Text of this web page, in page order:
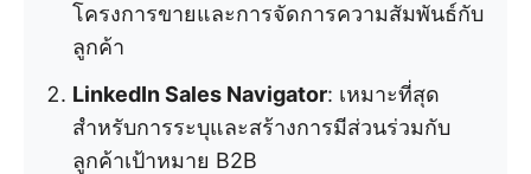
โครงการขายและการจัดการความสัมพันธ์กับ
ลูกค้า
LinkedIn Sales Navigator: เหมาะที่สุด
สำหรับการระบุและสร้างการมีส่วนร่วมกับ
ลูกค้าเป้าหมาย B2B